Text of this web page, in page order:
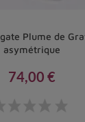
Plume de
asymétrique
74,00 €